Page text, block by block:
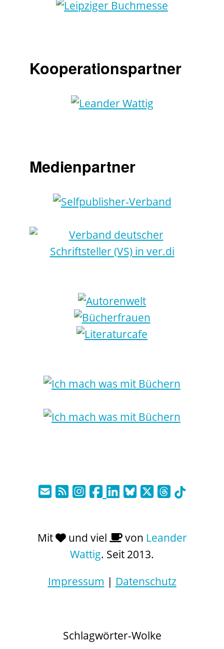
Kooperationspartner
Medienpartner
Mit und viel von Leander
Wattig. Seit 2013.
Impressum | Datenschutz
Schlagwörter-Wolke